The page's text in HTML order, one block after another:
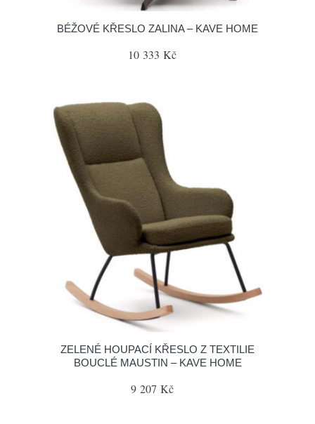
BÉŽOVÉ KŘESLO ZALINA – KAVE HOME
10 333 Kč
ZELENÉ HOUPACÍ KŘESLO Z TEXTILIE
BOUCLÉ MAUSTIN – KAVE HOME
9 207 Kč